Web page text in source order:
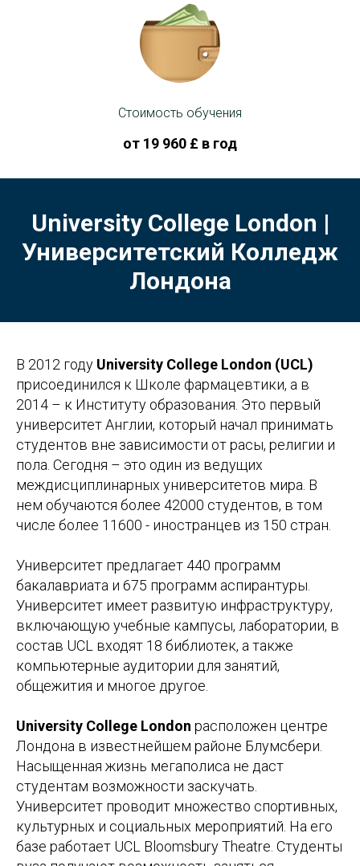
Стоимость обучения
от 19 960 £ в год
University College London |
Университетский Колледж
Лондона
В 2012 году University College London (UCL)
присоединился к Школе фармацевтики, а в
2014 – к Институту образования. Это первый
университет Англии, который начал принимать
студентов вне зависимости от расы, религии и
пола. Сегодня – это один из ведущих
междисциплинарных университетов мира. В
нем обучаются более 42000 студентов, в том
числе более 11600 - иностранцев из 150 стран.
Университет предлагает 440 программ
бакалавриата и 675 программ аспирантуры.
Университет имеет развитую инфраструктуру,
включающую учебные кампусы, лаборатории, в
состав UCL входят 18 библиотек, а также
компьютерные аудитории для занятий,
общежития и многое другое.
University College London расположен центре
Лондона в известнейшем районе Блумсбери.
Насыщенная жизнь мегаполиса не даст
студентам возможности заскучать.
Университет проводит множество спортивных,
культурных и социальных мероприятий. На его
базе работает UCL Bloomsbury Theatre. Студенты